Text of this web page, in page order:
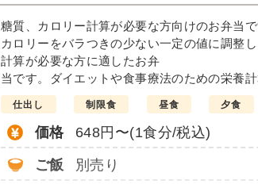
しっとり卯の花
栄養素
※メニューの補足
-
＋彩り旬菜プラスの
糖質、カロリー計算が必要な方向けのお弁当
カロリーをバラつきの少ない一定の値に調整
計算が必要な方に適したお弁
当です。ダイエットや食事療法のための栄養
仕出し 制限食 昼食 夕食
価格 648円〜(1食分/税込)
ご飯 別売り